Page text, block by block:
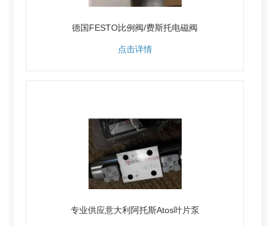
德国FESTO比例阀/费斯托电磁阀
点击详情
专业供应意大利阿托斯Atos叶片泵